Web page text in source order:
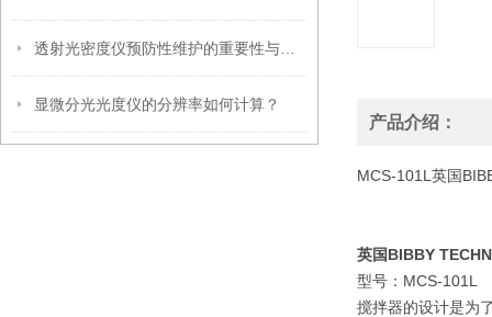
显微分光光度仪的分辨率如何计算？
产品介绍：
MCS-101L英国
英国BIBBY
型号：MCS-101L
搅拌器的设计是为